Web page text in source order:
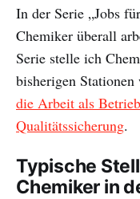
In der Serie „Jobs
Chemiker überall
Serie stelle ich
bisherigen Stationen
die Arbeit als
Qualitätssicherung.
Typische
Chemiker in